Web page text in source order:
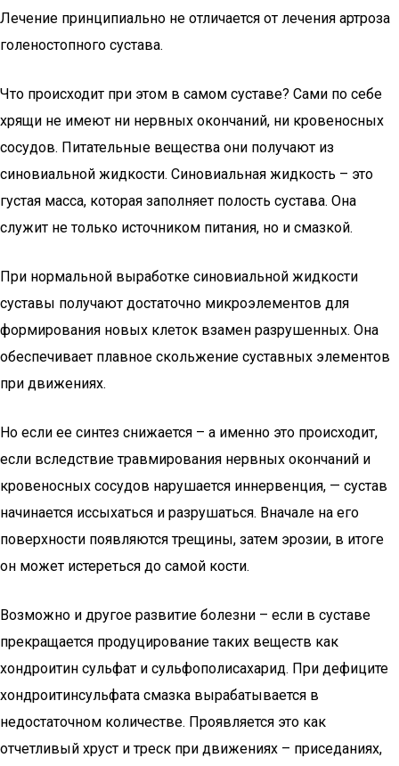
Лечение принципиально не отличается от лечения артроза
голеностопного сустава.
Что происходит при этом в самом суставе? Сами по себе
хрящи не имеют ни нервных окончаний, ни кровеносных
сосудов. Питательные вещества они получают из
синовиальной жидкости. Синовиальная жидкость – это
густая масса, которая заполняет полость сустава. Она
служит не только источником питания, но и смазкой.
При нормальной выработке синовиальной жидкости
суставы получают достаточно микроэлементов для
формирования новых клеток взамен разрушенных. Она
обеспечивает плавное скольжение суставных элементов
при движениях.
Но если ее синтез снижается – а именно это происходит,
если вследствие травмирования нервных окончаний и
кровеносных сосудов нарушается иннервенция, — сустав
начинается иссыхаться и разрушаться. Вначале на его
поверхности появляются трещины, затем эрозии, в итоге
он может истереться до самой кости.
Возможно и другое развитие болезни – если в суставе
прекращается продуцирование таких веществ как
хондроитин сульфат и сульфополисахарид. При дефиците
хондроитинсульфата смазка вырабатывается в
недостаточном количестве. Проявляется это как
отчетливый хруст и треск при движениях – приседаниях,